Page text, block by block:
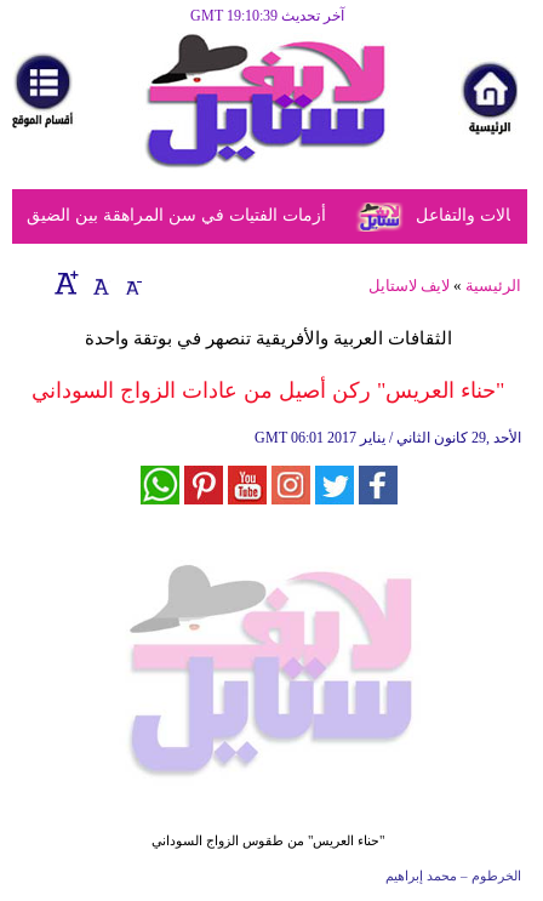
آخر تحديث GMT 19:10:39
مرأة
أزياء
أزياء
إسلامية
صحة
أزمات الفتيات في سن المراهقة بين الضيق والتفاعل
الرئيسية » لايف لاستايل
الثقافات العربية والأفريقية تنصهر في بوتقة واحدة
"حناء العريس" ركن أصيل من عادات الزواج السوداني
GMT 06:01 2017 الأحد ,29 كانون الثاني / يناير
"حناء العريس" من طقوس الزواج السوداني
الخرطوم – محمد إبراهيم